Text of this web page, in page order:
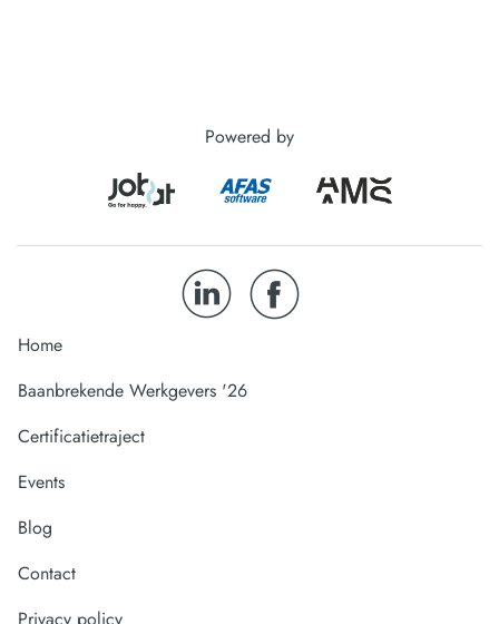
Powered by
Home
Baanbrekende Werkgevers '26
Certificatietraject
Events
Blog
Contact